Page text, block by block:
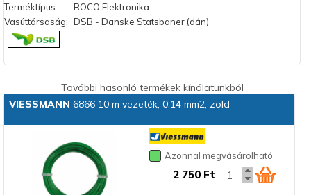
Terméktípus:
ROCO Elektronika
Vasúttársaság: DSB - Danske Statsbaner (dán)
További hasonló termékek kínálatunkból
VIESSMANN 6866 10 m vezeték, 0.14 mm2, zöld
Azonnal megvásárolható
2 750 Ft